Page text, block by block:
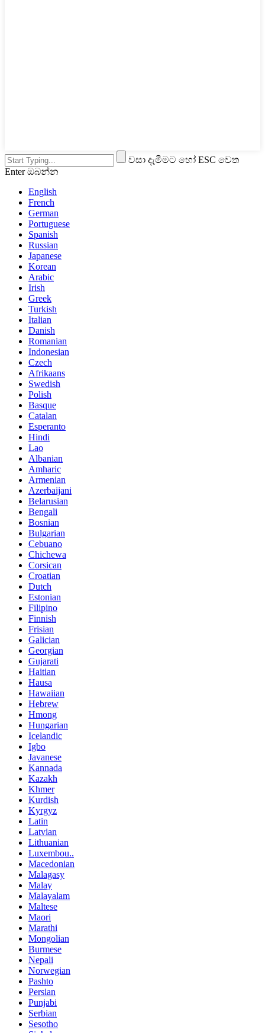
වසා දැමීමට හෝ ESC වෙත
Enter ඔබන්න
English
French
German
Portuguese
Spanish
Russian
Japanese
Korean
Arabic
Irish
Greek
Turkish
Italian
Danish
Romanian
Indonesian
Czech
Afrikaans
Swedish
Polish
Basque
Catalan
Esperanto
Hindi
Lao
Albanian
Amharic
Armenian
Azerbaijani
Belarusian
Bengali
Bosnian
Bulgarian
Cebuano
Chichewa
Corsican
Croatian
Dutch
Estonian
Filipino
Finnish
Frisian
Galician
Georgian
Gujarati
Haitian
Hausa
Hawaiian
Hebrew
Hmong
Hungarian
Icelandic
Igbo
Javanese
Kannada
Kazakh
Khmer
Kurdish
Kyrgyz
Latin
Latvian
Lithuanian
Luxembou..
Macedonian
Malagasy
Malay
Malayalam
Maltese
Maori
Marathi
Mongolian
Burmese
Nepali
Norwegian
Pashto
Persian
Punjabi
Serbian
Sesotho